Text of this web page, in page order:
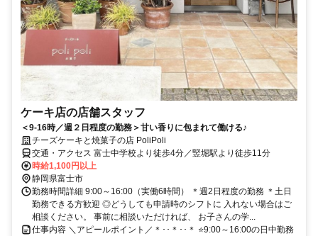
ケーキ店の店舗スタッフ
＜9-16時／週２日程度の勤務＞甘い香りに包まれて働ける♪
チーズケーキと焼菓子の店 PoliPoli
交通・アクセス 富士中学校より徒歩4分／竪堀駅より徒歩11分
時給1,100円以上
静岡県富士市
勤務時間詳細 9:00～16:00（実働6時間） ＊週2日程度の勤務 ＊土日
勤務できる方歓迎 ◎どうしても申請時のシフトに 入れない場合はご
相談ください。 事前に相談いただければ、 お子さんの学...
仕事内容 ＼アピールポイント／＊･･＊･･＊ ⭐9:00～16:00の日中勤務